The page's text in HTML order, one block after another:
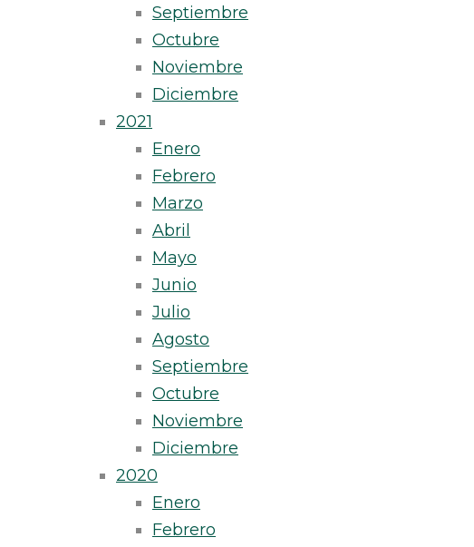
Septiembre
Octubre
Noviembre
Diciembre
2021
Enero
Febrero
Marzo
Abril
Mayo
Junio
Julio
Agosto
Septiembre
Octubre
Noviembre
Diciembre
2020
Enero
Febrero